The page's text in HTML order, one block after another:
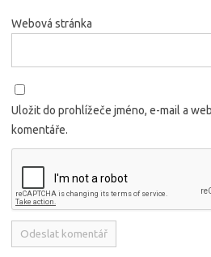
Webová stránka
Uložit do prohlížeče jméno, e-mail a
komentáře.